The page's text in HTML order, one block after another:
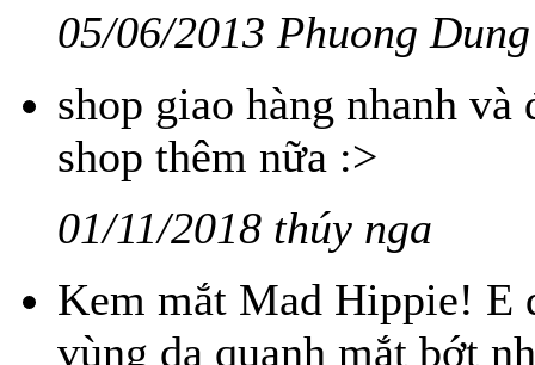
05/06/2013 Phuong Dung
shop giao hàng nhanh
shop thêm nữa :>
01/11/2018 thúy nga
Kem mắt Mad Hippie! E
vùng da quanh mắt bớt